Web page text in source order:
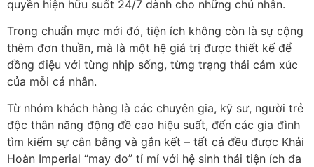
quyền hiện hữu suốt 24/7 dành cho những chủ nhân.
Trong chuẩn mực mới đó, tiện ích không còn là sự cộng
thêm đơn thuần, mà là một hệ giá trị được thiết kế để
đồng điệu với từng nhịp sống, từng trạng thái cảm xúc
của mỗi cá nhân.
Từ nhóm khách hàng là các chuyên gia, kỹ sư, người trẻ
độc thân năng động đề cao hiệu suất, đến các gia đình
tìm kiếm sự cân bằng và gắn kết – tất cả đều được Khải
Hoàn Imperial “may đo” tỉ mỉ với hệ sinh thái tiện ích đa